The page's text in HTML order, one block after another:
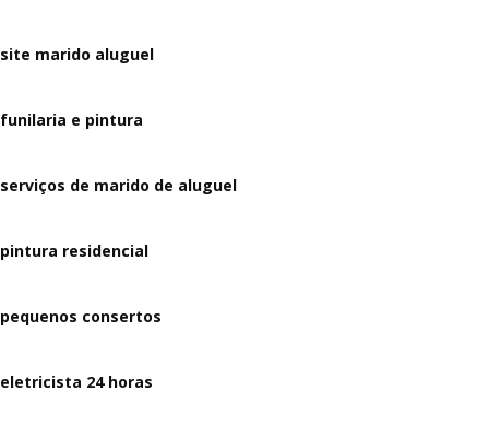
site marido aluguel
funilaria e pintura
serviços de marido de aluguel
pintura residencial
pequenos consertos
eletricista 24 horas